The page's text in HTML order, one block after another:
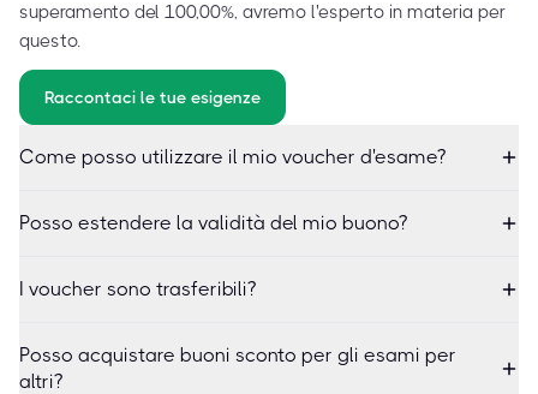
superamento del 100,00%, avremo l'esperto in materia per
questo.
Raccontaci le tue esigenze
Come posso utilizzare il mio voucher d'esame?
Posso estendere la validità del mio buono?
I voucher sono trasferibili?
Posso acquistare buoni sconto per gli esami per
altri?